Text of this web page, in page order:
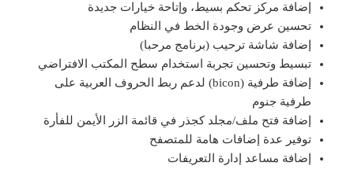
إضافة مركز تحكم بسيط، وإتاحة خيارات جديدة
تحسين عرض وجودة الخط في النظام
إضافة شاشة ترحيب (برنامج مرحبا)
تبسيط وتحسين تجربة استخدام سطح المكتب الافتراضي
إضافة طرفية (bicon) لدعم ربط الحروف العربية على
طرفية جنوم
إضافة فتح ملف/مجلد كجذر في قائمة الزر الأيمن للفأرة
توفير عدة إضافات هامة للمتصفح
إضافة مساعد إدارة التعريفات